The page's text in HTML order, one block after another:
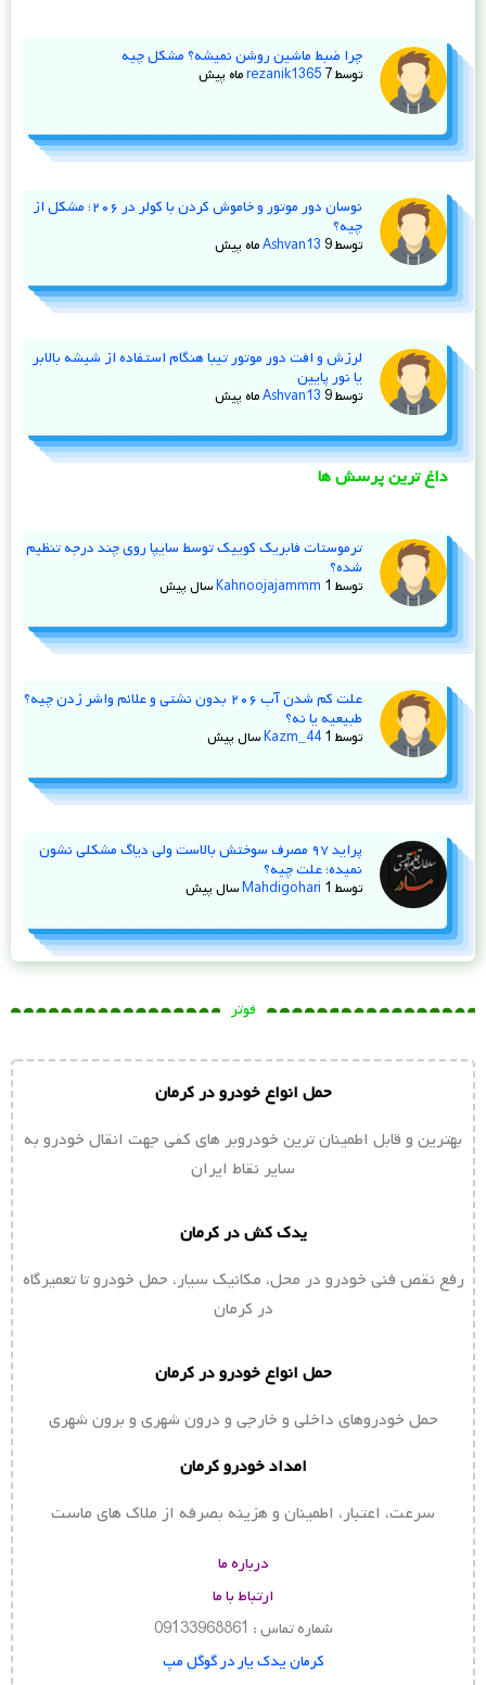
چرا ضبط ماشین روشن نمیشه؟ مشکل چیه
توسط rezanik1365 7 ماه پیش
نوسان دور موتور و خاموش کردن با کولر در ۲۰۶؛ مشکل از
چیه؟
توسط Ashvan13 9 ماه پیش
لرزش و افت دور موتور تیبا هنگام استفاده از شیشه‌ بالابر
یا نور پایین
توسط Ashvan13 9 ماه پیش
داغ ترین پرسش ها
ترموستات فابریک کوییک توسط سایپا روی چند درجه تنظیم
شده؟
توسط Kahnoojajammm 1 سال پیش
علت کم شدن آب ۲۰۶ بدون نشتی و علائم واشر زدن چیه؟
طبیعیه یا نه؟
توسط Kazm_44 1 سال پیش
پراید ۹۷ مصرف سوختش بالاست ولی دیاگ مشکلی نشون
نمیده؛ علت چیه؟
توسط Mahdigohari 1 سال پیش
فوتر
حمل انواع خودرو در کرمان
بهترین و قابل اطمینان ترین خودروبر های کفی جهت انقال خودرو به
سایر نقاط ایران
یدک کش در کرمان
رفع نقص فنی خودرو در محل، مکانیک سیار، حمل خودرو تا تعمیرگاه
در کرمان
حمل انواع خودرو در کرمان
حمل خودروهای داخلی و خارجی و درون شهری و برون شهری
امداد خودرو کرمان
سرعت، اعتبار، اطمینان و هزینه بصرفه از ملاک های ماست
درباره ما
ارتباط با ما
شماره تماس : 09133968861
کرمان یدک یار در گوگل مپ